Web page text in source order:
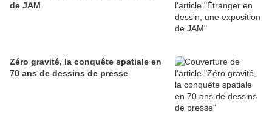
de JAM
Zéro gravité, la conquête spatiale en
70 ans de dessins de presse